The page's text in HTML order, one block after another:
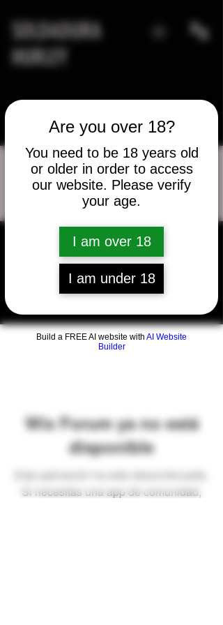
Are you over 18?
You need to be 18 years old
or older in order to access
our website. Please verify
your age.
I am over 18
I am under 18
Build a FREE AI website with AI Website
Builder
SOLDADURA
HURLEY
khurley300
Mensaje
khurley300
Wix Forum ya no está
disponible
Esta aplicación ha sido descontinuada.
Si necesitas una app de comunidad,